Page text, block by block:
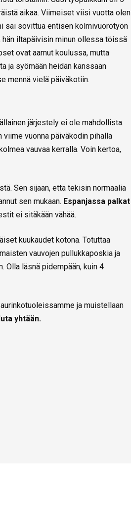
aikaa. Viimeiset viisi vuotta olen
sai sovittua entisen kolmivuorotyön
hän iltapäivisin minun ollessa töissä
ovat aamut koulussa, mutta
ja syömään heidän kanssaan
mennä vielä päiväkotiin.
järjestely ei ole mahdollista.
viime vuonna päiväkodin pihalla
vauvaa kerralla. Voin kertoa,
Sen sijaan, että tekisin normaalia
sen mukaan. Espanjassa palkat
ei sitäkään vähää.
kuukaudet kotona. Totuttaa
vauvojen pullukkaposkia ja
Olla läsnä pidempään, kuin 4
ja muistellaan
yhtään.